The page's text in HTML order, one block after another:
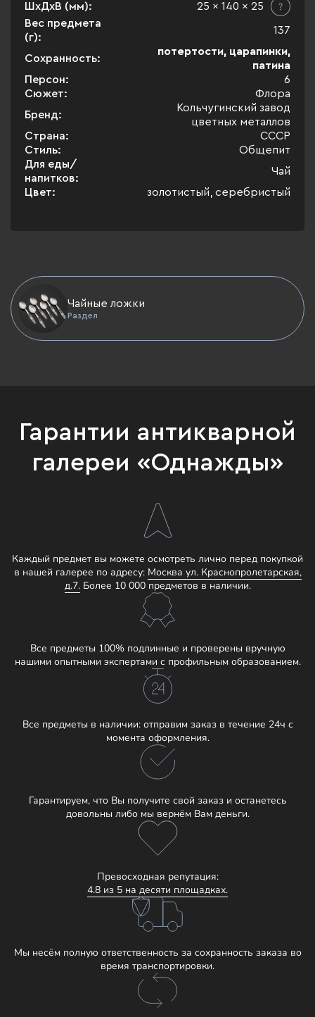
ШхДхВ (мм):
25 x 140 x 25
Вес предмета
(г):
137
Сохранность:
потертости, царапинки,
патина
Персон:
6
Сюжет:
Флора
Бренд:
Кольчугинский завод
цветных металлов
Страна:
СССР
Стиль:
Общепит
Для еды/
напитков:
Чай
Цвет:
золотистый, серебристый
Чайные ложки
Раздел
Гарантии антикварной
галереи «Однажды»
Каждый предмет вы можете осмотреть лично перед покупкой
в нашей галерее по адресу: Москва ул. Краснопролетарская,
д.7.Более 10 000 предметов в наличии.
Все предметы 100% подлинные и проверены вручную
нашими опытными экспертами с профильным образованием.
Все предметы в наличии: отправим заказ в течение 24ч с
момента оформления.
Гарантируем, что Вы получите свой заказ и останетесь
довольны либо мы вернём Вам деньги.
Превосходная репутация:
4.8 из 5 на десяти площадках.
Мы несём полную ответственность за сохранность заказа во
время транспортировки.